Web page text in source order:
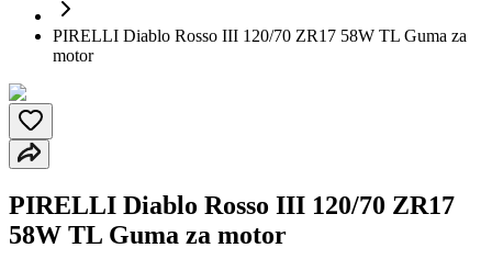
PIRELLI Diablo Rosso III 120/70 ZR17 58W TL Guma za
motor
PIRELLI Diablo Rosso III 120/70 ZR17
58W TL Guma za motor